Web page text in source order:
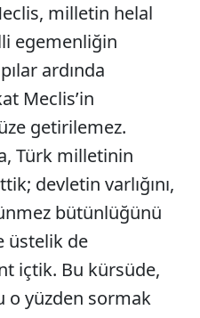
milletin helal
egemenliğin
ardında
Meclis’in
getirilemez.
Türk milletinin
devletin varlığını,
bütünlüğünü
üstelik de
içtik. Bu kürsüde,
o yüzden sormak